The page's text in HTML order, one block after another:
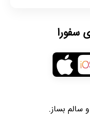
سفورا
سالم بساز.